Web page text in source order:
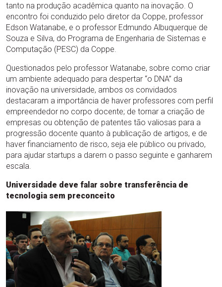
tanto na produção acadêmica quanto na inovação. O
encontro foi conduzido pelo diretor da Coppe, professor
Edson Watanabe, e o professor Edmundo Albuquerque de
Souza e Silva, do Programa de Engenharia de Sistemas e
Computação (PESC) da Coppe.
Questionados pelo professor Watanabe, sobre como criar
um ambiente adequado para despertar “o DNA” da
inovação na universidade, ambos os convidados
destacaram a importância de haver professores com perfil
empreendedor no corpo docente; de tornar a criação de
empresas ou obtenção de patentes tão valiosas para a
progressão docente quanto à publicação de artigos, e de
haver financiamento de risco, seja ele público ou privado,
para ajudar startups a darem o passo seguinte e ganharem
escala.
Universidade deve falar sobre transferência de
tecnologia sem preconceito